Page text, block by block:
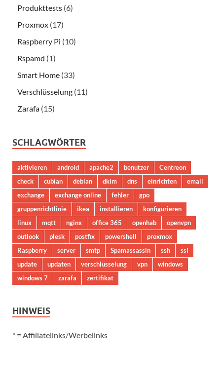
Produkttests (6)
Proxmox (17)
Raspberry Pi (10)
Rspamd (1)
Smart Home (33)
Verschlüsselung (11)
Zarafa (15)
SCHLAGWÖRTER
aktivieren android apache2 benutzer
Centreon
check
cubian debian dkim dns einrichten
email
exchange
exchange online fehler
gpo
gruppenrichtlinie
ikea installieren
konfigurieren
linux
mqtt nginx office 365 openhab
openvpn
outlook
plesk postfix powershell
proxmox
Raspberry
server smtp Spamassassin ssh
ssl
update
updaten verschlüsselung vpn
windows
windows 7
zarafa zertifikat
HINWEIS
* = Affiliatelinks/Werbelinks